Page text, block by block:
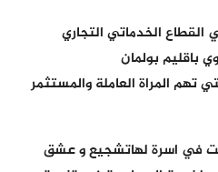
القطاع الخدماتي التجاري
باقليم بولمان
تهم المراة العاملة والمستثمر
في اسرة لهاتشجيع و عشق